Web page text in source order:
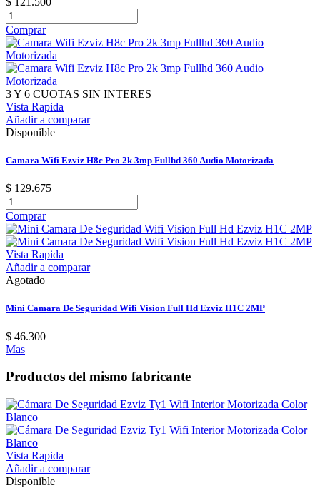
Comprar
3 Y 6 CUOTAS SIN INTERES
Vista Rapida
Añadir a comparar
Disponible
Camara Wifi Ezviz H8c Pro 2k 3mp Fullhd 360 Audio Motorizada
$ 129.675
Comprar
Vista Rapida
Añadir a comparar
Agotado
Mini Camara De Seguridad Wifi Vision Full Hd Ezviz H1C 2MP
$ 46.300
Mas
Productos del mismo fabricante
Vista Rapida
Añadir a comparar
Disponible